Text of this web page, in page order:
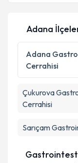
Adana
Adana
Cerrahisi
Çukurova
Cerrahisi
Sarıçam